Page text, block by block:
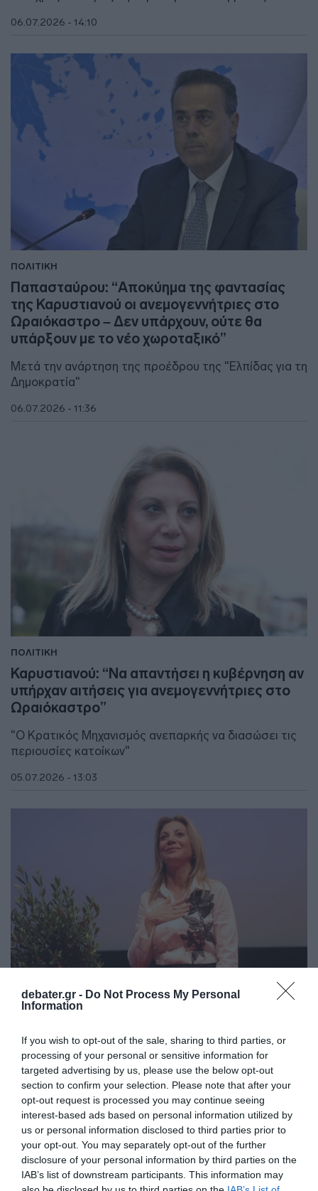
debater.gr - Do Not Process My Personal
Information
If you wish to opt-out of the sale, sharing to third parties, or
processing of your personal or sensitive information for
targeted advertising by us, please use the below opt-out
section to confirm your selection. Please note that after your
opt-out request is processed you may continue seeing
interest-based ads based on personal information utilized by
us or personal information disclosed to third parties prior to
your opt-out. You may separately opt-out of the further
disclosure of your personal information by third parties on the
IAB’s list of downstream participants. This information may
06.07.2026 - 14:10
ΠΟΛΙΤΙΚΗ
Παπασταύρου: “Αποκύημα της φαντασίας
της Καρυστιανού οι ανεμογεννήτριες στο
Ωραιόκαστρο – Δεν υπάρχουν, ούτε θα
υπάρξουν με το νέο χωροταξικό”
Μετά την ανάρτηση της προέδρου της "Ελπίδας για τη
Δημοκρατία"
06.07.2026 - 11:36
ΠΟΛΙΤΙΚΗ
Καρυστιανού: “Να απαντήσει η κυβέρνηση αν
υπήρχαν αιτήσεις για ανεμογεννήτριες στο
Ωραιόκαστρο”
"Ο Κρατικός Μηχανισμός ανεπαρκής να διασώσει τις
περιουσίες κατοίκων"
05.07.2026 - 13:03
Ελπίδα για την Δημοκρατία για την
γκαρσονιέρα που αγοράστηκε μέσω
πλειστηριασμού από την Καρυστιανού:
Μεμονωμένη ενέργεια του πρώην συνεργάτη
της
Τι αναφέρει η ανακοίνωση
03.07.2026 - 20:08